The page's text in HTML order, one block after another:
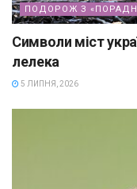
ПОДОРОЖ З
Символи міст
лелека
5 ЛИПНЯ, 2026